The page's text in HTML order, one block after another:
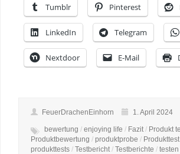
Tumblr Pinterest
LinkedIn Telegram
Nextdoor E-Mail
FeuerDrachenEinhorn 1. April 2024
bewertung / enjoying life / Fazit / Produkt
Produktbewertung / produktprobe / Produkttest
produkttests / Testbericht / Testberichte /